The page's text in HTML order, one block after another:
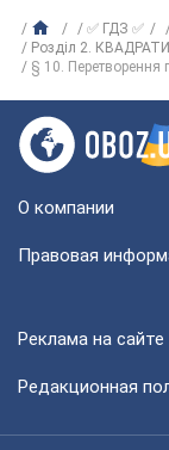
✅ ГДЗ ✅
Розділ 2.
§ 10. Перетворення
О компании
Правовая
Реклама на сайте
Редакционная